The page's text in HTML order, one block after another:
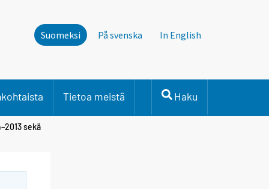
Suomeksi På svenska In English
Tietoa meistä Haku
sekä